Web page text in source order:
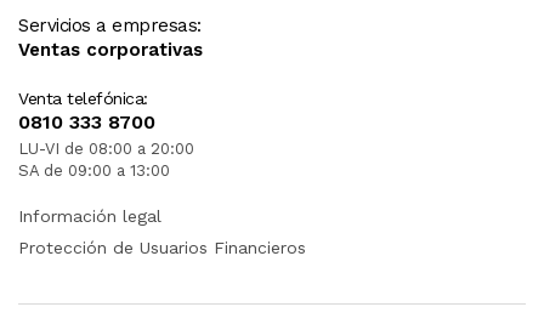
Servicios a empresas:
Ventas corporativas
Venta telefónica:
0810 333 8700
LU-VI de 08:00 a 20:00
SA de 09:00 a 13:00
Información legal
Protección de Usuarios Financieros